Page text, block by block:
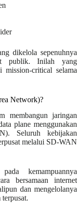
dikelola sepenuhnya
publik. Inilah yang
critical selama
Network)?
membangun jaringan
plane menggunakan
Seluruh kebijakan
melalui SD-WAN
kemampuannya
bersamaan internet
dan mengelolanya